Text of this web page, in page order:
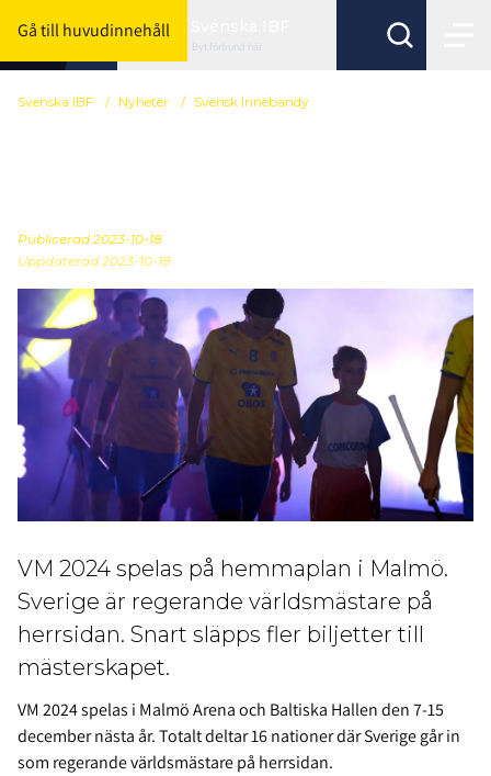
Gå till huvudinnehåll
Byt förbund här
Svenska IBF / Nyheter / Svensk Innebandy
Publicerad 2023-10-18
Uppdaterad 2023-10-18
VM 2024 spelas på hemmaplan i Malmö.
Sverige är regerande världsmästare på
herrsidan. Snart släpps fler biljetter till
mästerskapet.
VM 2024 spelas i Malmö Arena och Baltiska Hallen den 7-15
december nästa år. Totalt deltar 16 nationer där Sverige går in
som regerande världsmästare på herrsidan.